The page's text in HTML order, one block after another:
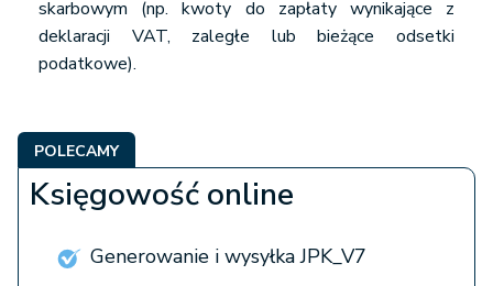
skarbowym (np. kwoty do zapłaty wynikające z
deklaracji VAT, zaległe lub bieżące odsetki
podatkowe).
POLECAMY
Księgowość online
Generowanie i wysyłka JPK_V7